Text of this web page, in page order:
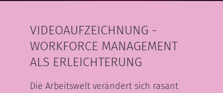
VIDEOAUFZEICHNUNG -
WORKFORCE MANAGEMENT
ALS ERLEICHTERUNG
Die Arbeitswelt verändert sich rasant